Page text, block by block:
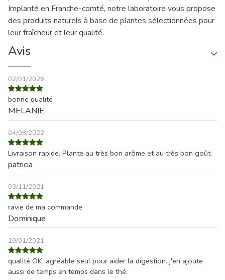
Implanté en Franche-comté, notre laboratoire vous propose
des produits naturels à base de plantes sélectionnées pour
leur fraîcheur et leur qualité.
Avis
02/01/2026
bonne qualité
MELANIE
04/08/2022
Livraison rapide. Plante au très bon arôme et au très bon goût.
patricia
03/11/2021
ravie de ma commande
Dominique
19/01/2021
qualité OK. agréable seul pour aider la digestion. j'en ajoute
aussi de temps en temps dans le thé.